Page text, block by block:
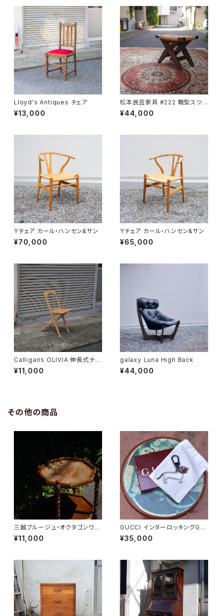
Lloyd's Antiques チェア
¥13,000
松本民芸家具 #222 鞍型スツ
ール
¥44,000
Yチェア カール・ハンセン&サン
¥70,000
Yチェア カール・ハンセン&サン
¥65,000
Calligaris OLIVIA 伸長式チェ
ア
¥11,000
galaxy Luna High Back
¥44,000
その他の商品
三越ブルージュ・オクタゴンワゴ
ン
¥11,000
GUCCI インターロッキングGド
ッグ キーホルダー
¥35,000